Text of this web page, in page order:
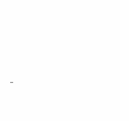
-